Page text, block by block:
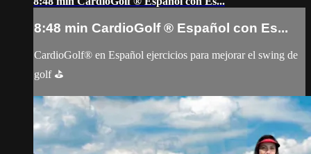
8:48 min CardioGolf ® Español con Es...
CardioGolf® en Español ejercicios para mejorar el swing de
golf ⛳️